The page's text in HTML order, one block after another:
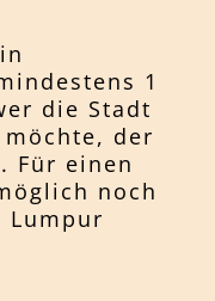
1
die Stadt
der
Für einen
noch
Lumpur